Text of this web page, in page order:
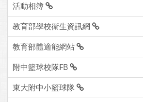
活動相簿
教育部學校衛生資訊網
教育部體適能網站
附中籃球校隊FB
東大附中小籃球隊